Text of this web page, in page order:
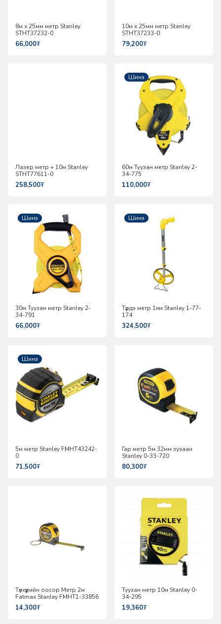
8м х 25мм метр Stanley
STHT37232-0
66,000₮
10м х 25мм метр Stanley
STHT37233-0
79,200₮
Лазер метр + 10м Stanley
STHT77611-0
258,500₮
Шинэ
60м Туузан метр Stanley 2-
34-775
110,000₮
Шинэ
30м Туузан метр Stanley 2-
34-791
66,000₮
Шинэ
Түрдэ метр 1км Stanley 1-77-
174
324,500₮
Шинэ
5м метр Stanley FMHT43242-
0
71,500₮
Гар метр 5м 32мм зузаан
Stanley 0-33-720
80,300₮
Түлхүүрийн оосор Метр 2м
Fatmax Stanley FMHT1-33856
14,300₮
Туузан метр 10м Stanley 0-
34-295
19,360₮